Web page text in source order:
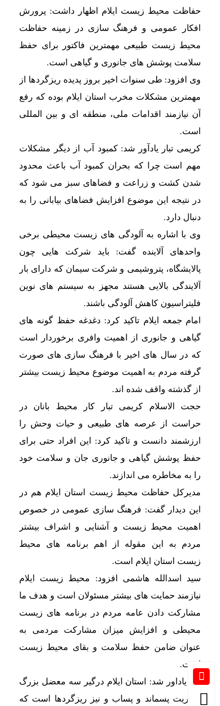
حفاظت محیط زیست ایلام اظهار داشت: پرورش
افکار عمومی و فرهنگ سازی در زمینه حفاظت
محیط زیست طبیعی مهمترین فاکتور برای حفظ
سلامت پوشش های جانوری و گیاهی است.
وی افزود: طی سنوات اخیر بروز پدیده ریزگردها از
مهمترین مشکلات مخرب استان ایلام بوده که رفع
آن نیازمند اقدامات ملی، منطقه ای و بین المللی
است.
کریمی تبار یادآور شد: کمبود آب از دیگر مشکلات
مهم است چرا که بحران کمبود آب باعث محدود
شدن کشت و زراعت و فضاهای سبز می شود که
در نتیجه این موضوع افزایش فضاهای بیابانی را به
دنبال دارد.
وی با اشاره به آلودگی های زیست محیطی برخی
واحدهای آلاینده گفت: باید شرکت هایی چون
پالایشگاه، پتروشیمی و شرکت سیمان که دارای بار
آلایندگی بالایی هستند مجهز به سیستم های نوین
فلیتراسیون کاهش آلودگی باشند.
امام جمعه ایلام تاکید کرد: دغدغه حفظ گونه های
گیاهی و جانوری از اهمیت وافری برخوردار است
که در سال های اخیر با فرهنگ سازی های صورت
گرفته مردم به اهمیت موضوع محیط زیست بیشتر
از گذشته واقف شده اند.
حجت الاسلام کریمی تبار کار محیط بانان در
حراست از عرصه های طبیعی و حیات وحش را
ارزشمند دانست و تاکید کرد: این افراد حتی برای
حفظ پوشش گیاهی و جانوری جان و سلامت خود
را به مخاطره می اندازند.
مدیرکل حفاظت محیط زیست استان ایلام هم در
این دیدار گفت: فرهنگ سازی عمومی در خصوص
اهمیت محیط زیست و آشنایی و اشراف بیشتر
مردم به این مقوله از اهم برنامه های محیط
زیست استان ایلام است.
سید اسدالله هاشمی افزود: محیط زیست ایلام
نیازمند حمایت های بیشتر مسئولان است و هدف ما
مشارکت دادن عامه مردم در برنامه های زیست
محیطی و افزایش میزان مشارکت مردمی به
عنوان ضامن حفظ سلامت و بقای محیط زیست
است.
وی یاداور شد: استان ایلام درگیر سه معضل بزرگ
مدیریت پسماند و پساب و نیز ریزگردها است که